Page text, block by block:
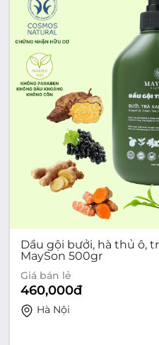
Dầu gội bưởi, hà thủ ô,
MaySon 500gr
Giá bán lẻ
460,000đ
Hà Nội